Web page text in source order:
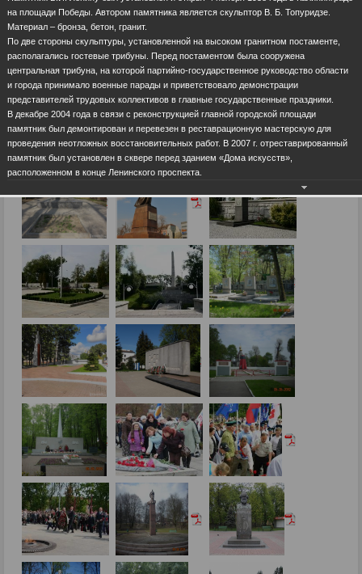
на площади Победы. Автором памятника является скульптор В. Б. Топуридзе.
Материал – бронза, бетон, гранит.
По две стороны скульптуры, установленной на высоком гранитном постаменте,
располагались гостевые трибуны. Перед постаментом была сооружена
центральная трибуна, на которой партийно-государственное руководство области
и города принимало военные парады и приветствовало демонстрации
представителей трудовых коллективов в главные государственные праздники.
В декабре 2004 года в связи с реконструкцией главной городской площади
памятник был демонтирован и перевезен в реставрационную мастерскую для
проведения неотложных восстановительных работ. В 2007 г. отреставрированный
памятник был установлен в сквере перед зданием «Дома искусств»,
расположенном в конце Ленинского проспекта.